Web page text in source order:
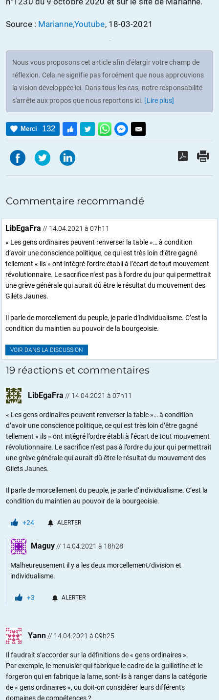
Source : Marianne,Youtube, 18-03-2021
Nous vous proposons cet article afin d'élargir votre champ de
réflexion. Cela ne signifie pas forcément que nous approuvions
la vision développée ici. Dans tous les cas, notre responsabilité
s'arrête aux propos que nous reportons ici. [Lire plus]
Merci 132
Commentaire recommandé
LibEgaFra // 14.04.2021 à 07h11
« Les gens ordinaires peuvent renverser la table »… à condition
d’avoir une conscience politique, ce qui est très loin d’être gagné
tellement « ils » ont intégré l’ordre établi à l’écart de tout mouvement
révolutionnaire. Le sacrifice n’est pas à l’ordre du jour qui permettrait
une grève générale qui aurait dû être le résultat du mouvement des
Gilets Jaunes.
Il parle de morcellement du peuple, je parle d’individualisme. C’est la
condition du maintien au pouvoir de la bourgeoisie.
VOIR DANS LA DISCUSSION
19 réactions et commentaires
LibEgaFra // 14.04.2021 à 07h11
« Les gens ordinaires peuvent renverser la table »… à condition
d’avoir une conscience politique, ce qui est très loin d’être gagné
tellement « ils » ont intégré l’ordre établi à l’écart de tout mouvement
révolutionnaire. Le sacrifice n’est pas à l’ordre du jour qui permettrait
une grève générale qui aurait dû être le résultat du mouvement des
Gilets Jaunes.
Il parle de morcellement du peuple, je parle d’individualisme. C’est la
condition du maintien au pouvoir de la bourgeoisie.
+24 ALERTER
Maguy // 14.04.2021 à 18h28
Malheureusement il y a les deux morcellement/division et
individualisme.
+3 ALERTER
Yann // 14.04.2021 à 09h25
Il faudrait s’accorder sur la définitions de « gens ordinaires ».
Par exemple, le menuisier qui fabrique le cadre de la guillotine et le
forgeron qui en fabrique la lame, sont-ils à ranger dans la catégorie
de « gens ordinaires », ou doit-on considérer leurs différents
domaines de compétences ?